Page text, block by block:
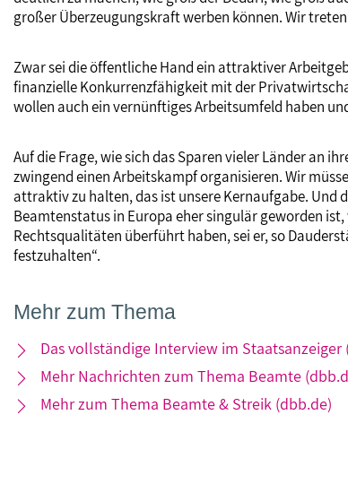
großer Überzeugungskraft werben können. Wir
Zwar sei die öffentliche Hand ein attraktiver
finanzielle Konkurrenzfähigkeit mit der
wollen auch ein vernünftiges Arbeitsumfeld haben
Auf die Frage, wie sich das Sparen vieler Länder an
zwingend einen Arbeitskampf organisieren. Wir
attraktiv zu halten, das ist unsere Kernaufgabe. Und
Beamtenstatus in Europa eher singulär geworden
Rechtsqualitäten überführt haben, sei er, so
festzuhalten“.
Mehr zum Thema
Das vollständige Interview im Staatsanzeiger
Mehr Nachrichten zum Thema Beamte
Mehr zum Thema Beamte & Streik (dbb.de)